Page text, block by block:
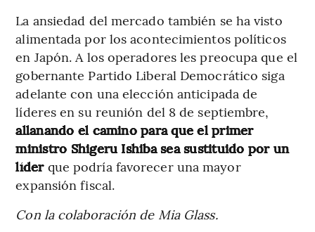
La ansiedad del mercado también se ha visto
alimentada por los acontecimientos políticos
en Japón. A los operadores les preocupa que el
gobernante Partido Liberal Democrático siga
adelante con una elección anticipada de
líderes en su reunión del 8 de septiembre,
allanando el camino para que el primer
ministro Shigeru Ishiba sea sustituido por un
líderque podría favorecer una mayor
expansión fiscal.
Con la colaboración de Mia Glass.